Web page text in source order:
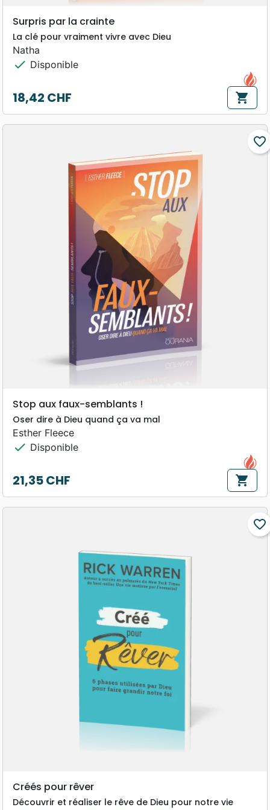
Surpris par la crainte
La clé pour vraiment vivre avec Dieu
Natha
check Disponible
Prix
18,42 CHF shopping_cart
favorite_border
Stop aux faux-semblants !
Oser dire à Dieu quand ça va mal
Esther Fleece
check Disponible
Prix
21,35 CHF shopping_cart
favorite_border
Créés pour rêver
Découvrir et réaliser le rêve de Dieu pour notre vie